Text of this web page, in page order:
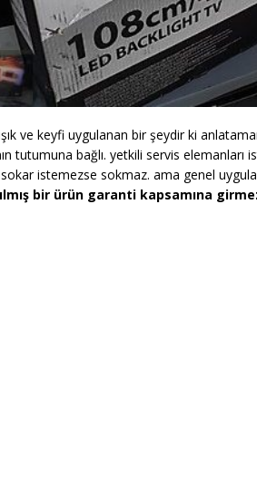
ve keyfi uygulanan bir şeydir ki
tutumuna bağlı. yetkili servis elemanları
istemezse sokmaz. ama genel
bir ürün garanti kapsamına